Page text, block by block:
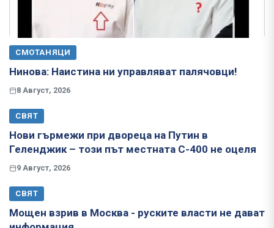
СМОТАНЯЦИ
Нинова: Наистина ни управляват палячовци!
8 Август, 2026
СВЯТ
Нови гърмежи при двореца на Путин в
Геленджик – този път местната С-400 не оцеля
9 Август, 2026
СВЯТ
Мощен взрив в Москва - руските власти не дават